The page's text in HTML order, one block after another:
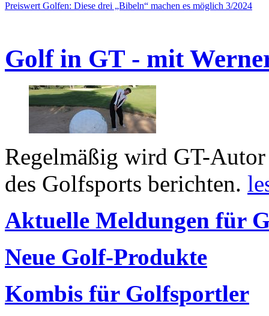
Preiswert Golfen: Diese drei „Bibeln“ machen es möglich 3/2024
Golf in GT - mit
Regelmäßig wird GT-
des Golfsports berichten.
Aktuelle Meldungen für
Neue Golf-Produkte
Kombis für Golfsportler